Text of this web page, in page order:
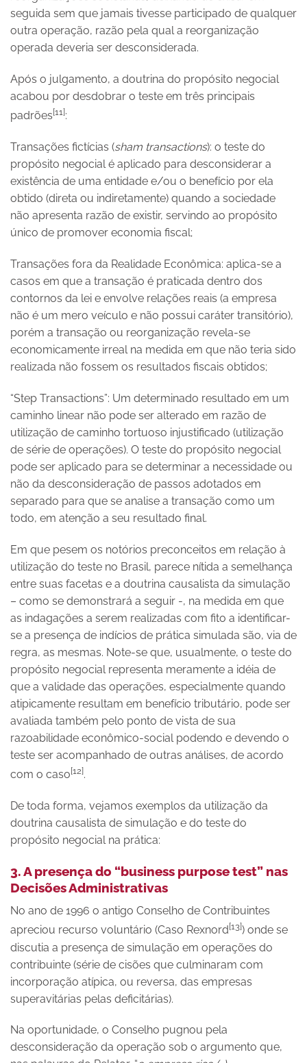
seguida sem que jamais tivesse participado de qualquer
outra operação, razão pela qual a reorganização
operada deveria ser desconsiderada.
Após o julgamento, a doutrina do propósito negocial
acabou por desdobrar o teste em três principais
padrões[11]:
Transações fictícias (sham transactions): o teste do
propósito negocial é aplicado para desconsiderar a
existência de uma entidade e/ou o benefício por ela
obtido (direta ou indiretamente) quando a sociedade
não apresenta razão de existir, servindo ao propósito
único de promover economia fiscal;
Transações fora da Realidade Econômica: aplica-se a
casos em que a transação é praticada dentro dos
contornos da lei e envolve relações reais (a empresa
não é um mero veículo e não possui caráter transitório),
porém a transação ou reorganização revela-se
economicamente irreal na medida em que não teria sido
realizada não fossem os resultados fiscais obtidos;
“Step Transactions”: Um determinado resultado em um
caminho linear não pode ser alterado em razão de
utilização de caminho tortuoso injustificado (utilização
de série de operações). O teste do propósito negocial
pode ser aplicado para se determinar a necessidade ou
não da desconsideração de passos adotados em
separado para que se analise a transação como um
todo, em atenção a seu resultado final.
Em que pesem os notórios preconceitos em relação à
utilização do teste no Brasil, parece nítida a semelhança
entre suas facetas e a doutrina causalista da simulação
– como se demonstrará a seguir -, na medida em que
as indagações a serem realizadas com fito a identificar-
se a presença de indícios de prática simulada são, via de
regra, as mesmas. Note-se que, usualmente, o teste do
propósito negocial representa meramente a idéia de
que a validade das operações, especialmente quando
atipicamente resultam em benefício tributário, pode ser
avaliada também pelo ponto de vista de sua
razoabilidade econômico-social podendo e devendo o
teste ser acompanhado de outras análises, de acordo
com o caso[12].
De toda forma, vejamos exemplos da utilização da
doutrina causalista de simulação e do teste do
propósito negocial na prática:
3. A presença do “business purpose test” nas
Decisões Administrativas
No ano de 1996 o antigo Conselho de Contribuintes
apreciou recurso voluntário (Caso Rexnord[13]) onde se
discutia a presença de simulação em operações do
contribuinte (série de cisões que culminaram com
incorporação atípica, ou reversa, das empresas
superavitárias pelas deficitárias).
Na oportunidade, o Conselho pugnou pela
desconsideração da operação sob o argumento que,